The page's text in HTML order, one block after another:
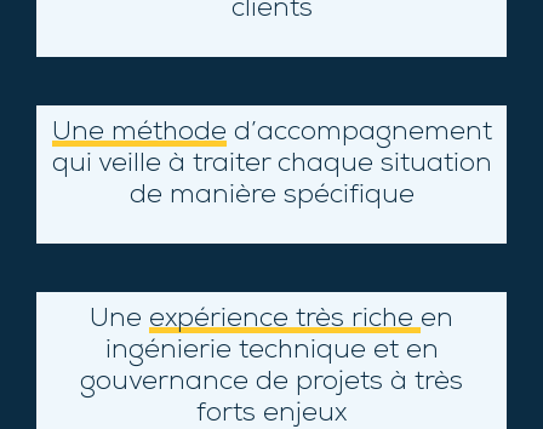
clients
Une méthode d’accompagnement
qui veille à traiter chaque situation
de manière spécifique
Une expérience très riche en
ingénierie technique et en
gouvernance de projets à très
forts enjeux